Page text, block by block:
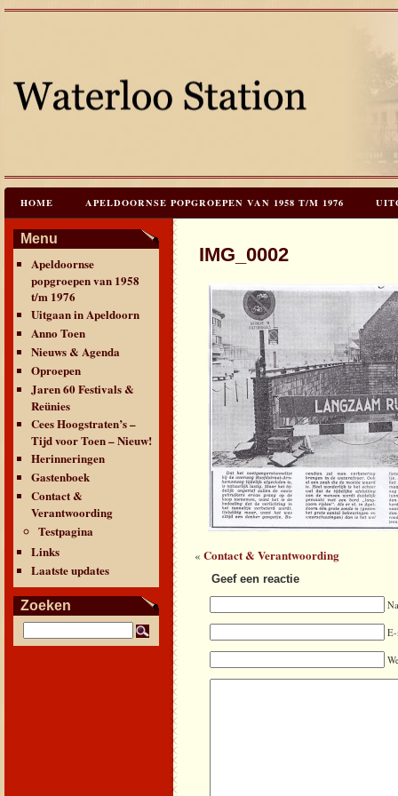
HOME APELDOORNSE POPGROEPEN VAN 1958 T/M 1976
JAREN 60 FESTIVALS & REÜNIES
CONTACT & VERANTWOORDING LINKS
Menu
Apeldoornse
popgroepen van 1958
t/m 1976
Uitgaan in Apeldoorn
Anno Toen
Nieuws & Agenda
Oproepen
Jaren 60 Festivals &
Reünies
Cees Hoogstraten’s –
Tijd voor Toen – Nieuw!
Herinneringen
Gastenboek
Contact &
Verantwoording
Testpagina
Links
Laatste updates
Zoeken
IMG_0002
«Contact & Verantwoording
Geef een reactie